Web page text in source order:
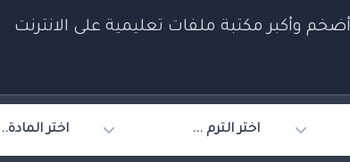
أضخم وأكبر مكتبة ملفات تعليمية على الانترنت